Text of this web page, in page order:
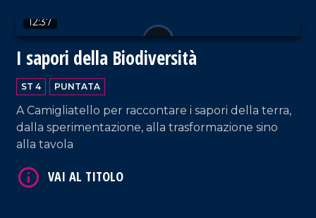
12:37
I sapori della Biodiversità
ST 4 PUNTATA
A Camigliatello per raccontare i sapori della terra,
dalla sperimentazione, alla trasformazione sino
alla tavola